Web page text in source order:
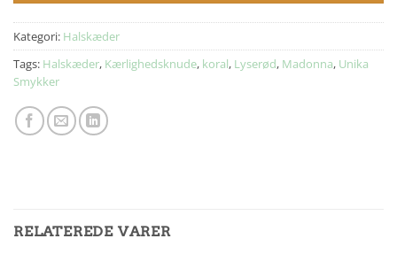
Kategori: Halskæder
Tags: Halskæder, Kærlighedsknude, koral, Lyserød, Madonna, Unika
Smykker
RELATEREDE VARER